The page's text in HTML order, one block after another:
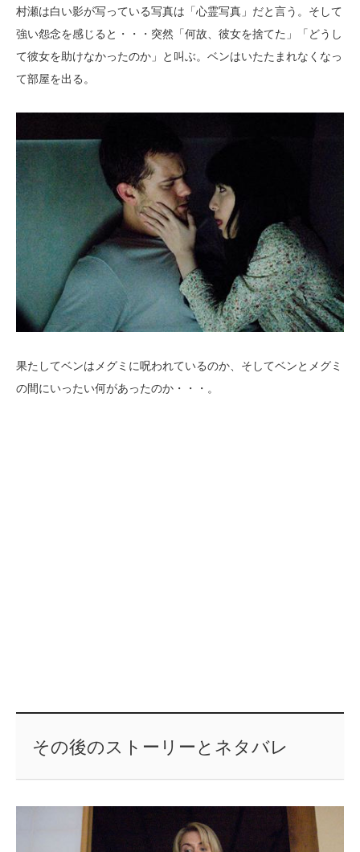
村瀬は白い影が写っている写真は「心霊写真」だと言う。そして
強い怨念を感じると・・・突然「何故、彼女を捨てた」「どうし
て彼女を助けなかったのか」と叫ぶ。ベンはいたたまれなくなっ
て部屋を出る。
果たしてベンはメグミに呪われているのか、そしてベンとメグミ
の間にいったい何があったのか・・・。
その後のストーリーとネタバレ